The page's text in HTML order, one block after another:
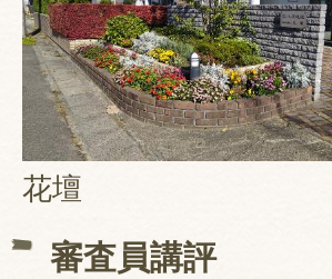
花壇
審査員講評